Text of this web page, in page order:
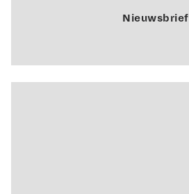
Nieuwsbrief